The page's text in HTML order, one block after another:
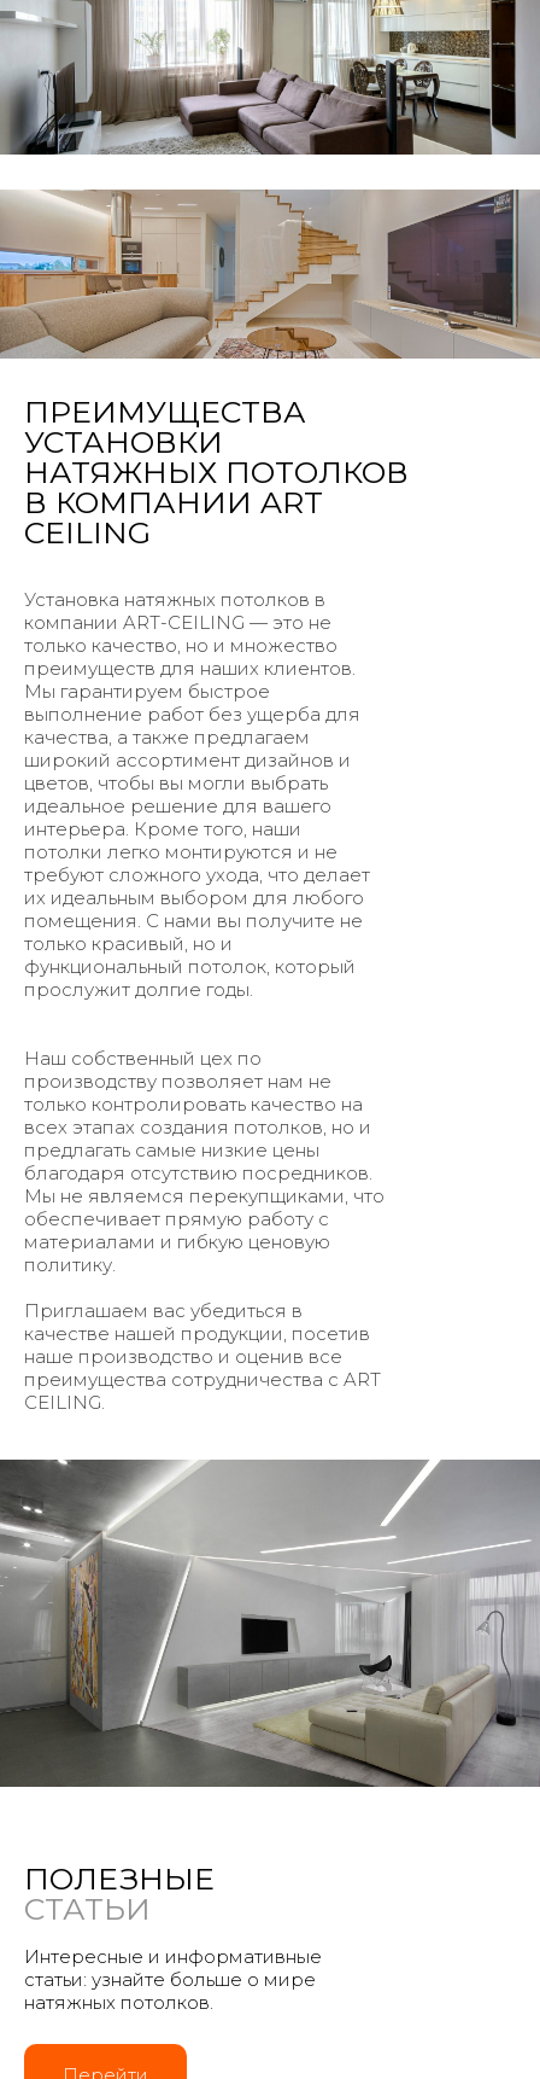
Установка натяжных потолков в
компании ART-CEILING — это не
только качество, но и множество
преимуществ для наших клиентов.
Мы гарантируем быстрое
выполнение работ без ущерба для
качества, а также предлагаем
широкий ассортимент дизайнов и
цветов, чтобы вы могли выбрать
идеальное решение для вашего
интерьера. Кроме того, наши
потолки легко монтируются и не
требуют сложного ухода, что делает
их идеальным выбором для любого
помещения. С нами вы получите не
только красивый, но и
функциональный потолок, который
прослужит долгие годы.
Наш собственный цех по
производству позволяет нам не
только контролировать качество на
всех этапах создания потолков, но и
предлагать самые низкие цены
благодаря отсутствию посредников.
Мы не являемся перекупщиками, что
обеспечивает прямую работу с
материалами и гибкую ценовую
политику.
Приглашаем вас убедиться в
качестве нашей продукции, посетив
наше производство и оценив все
преимущества сотрудничества с ART
CEILING.
ПРЕИМУЩЕСТВА
УСТАНОВКИ
НАТЯЖНЫХ ПОТОЛКОВ
В КОМПАНИИ ART
CEILING
ПОЛЕЗНЫЕ
СТАТЬИ
Интересные и информативные
статьи: узнайте больше о мире
натяжных потолков.